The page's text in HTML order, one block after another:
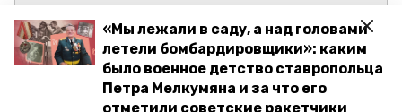
«Мы лежали в саду, а над головами
летели бомбардировщики»: каким
было военное детство ставропольца
Петра Мелкумяна и за что его
отметили советские ракетчики